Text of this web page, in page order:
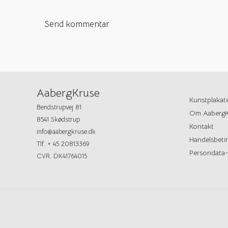
AabergKruse
Bendstrupvej 81
8541 Skødstrup
info@aabergkruse.dk
Tlf. + 45 20813369
CVR. DK41764015
Om
Kontakt